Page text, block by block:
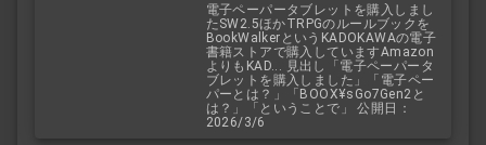
電子ペーパータブレットを購入しまし
たSW2.5ほかTRPGのルールブックを
BookWalkerというKADOKAWAの電子
書籍ストアで購入していますAmazon
よりもKAD... 見出し「電子ペーパータ
ブレットを購入しました」「電子ペー
パーとは？」「BOOX¥sGo7Gen2と
は？」「ということで」 公開日：
2026/3/6